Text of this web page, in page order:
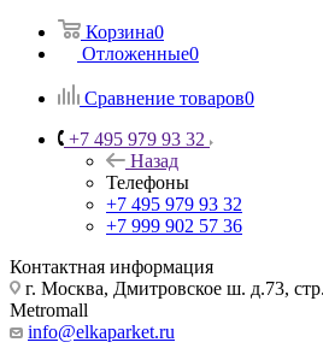
Корзина0
Отложенные0
Сравнение товаров0
+7 495 979 93 32
Назад
Телефоны
+7 495 979 93 32
+7 999 902 57 36
Контактная информация
г. Москва, Дмитровское ш. д.73,
Metromall
info@elkaparket.ru